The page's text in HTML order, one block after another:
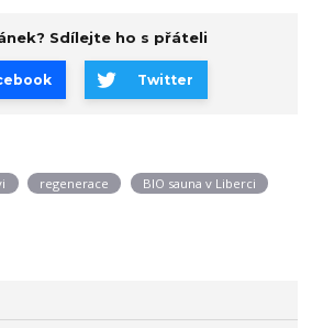
Sdílejte ho s přáteli
Twitter
regenerace BIO sauna v Liberci